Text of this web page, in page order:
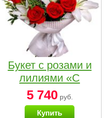
Букет с розами и
лилиями «С
наилучшими
пожеланиями»
5 740руб.
Купить